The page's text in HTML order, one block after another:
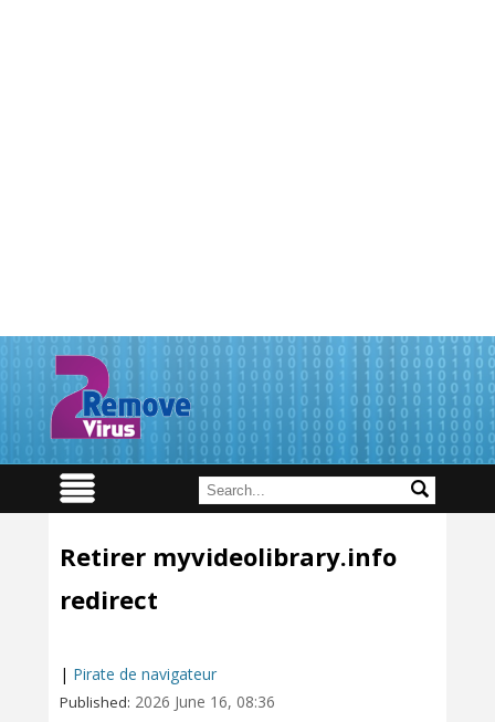
Retirer myvideolibrary.info
redirect
| Pirate de navigateur
Published: 2026 June 16, 08:36